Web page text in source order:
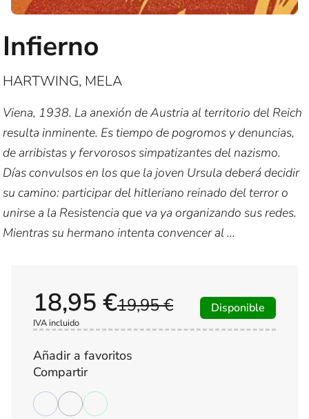
Infierno
HARTWING, MELA
Viena, 1938. La anexión de Austria al territorio del Reich
resulta inminente. Es tiempo de pogromos y denuncias,
de arribistas y fervorosos simpatizantes del nazismo.
Días convulsos en los que la joven Ursula deberá decidir
su camino: participar del hitleriano reinado del terror o
unirse a la Resistencia que va ya organizando sus redes.
Mientras su hermano intenta convencer al ...
19,95 €
18,95 €
IVA incluido
Disponible
Añadir a favoritos
Compartir